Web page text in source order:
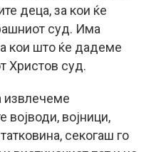
деца, за кои ќе
суд. Има
кои што ќе дадеме
Христов суд.
извлечеме
војводи, војници,
секогаш го